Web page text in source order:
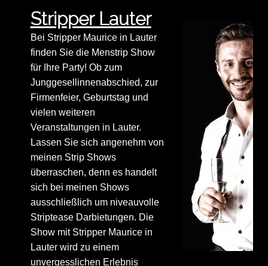
Stripper Lauter
Bei Stripper Maurice in Lauter
finden Sie die Menstrip Show
für Ihre Party! Ob zum
Junggesellinnenabschied, zur
Firmenfeier, Geburtstag und
vielen weiteren
Veranstaltungen in Lauter.
Lassen Sie sich angenehm von
meinen Strip Shows
überraschen, denn es handelt
sich bei meinen Shows
ausschließlich um niveauvolle
Striptease Darbietungen. Die
Show mit Stripper Maurice in
Lauter wird zu einem
unvergesslichen Erlebnis